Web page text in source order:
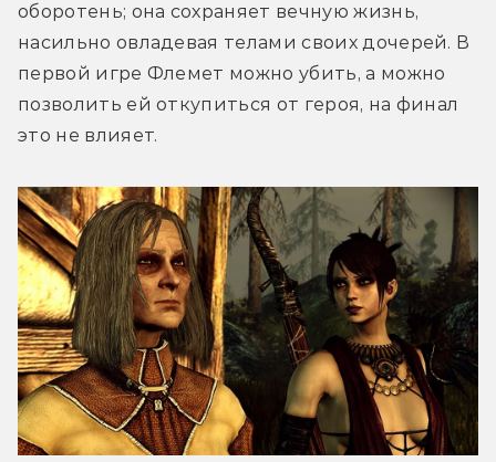
оборотень; она сохраняет вечную жизнь,
насильно овладевая телами своих дочерей. В
первой игре Флемет можно убить, а можно
позволить ей откупиться от героя, на финал
это не влияет.